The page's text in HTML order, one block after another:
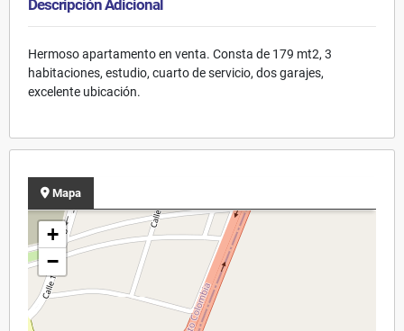
Descripción Adicional
Hermoso apartamento en venta. Consta de 179 mt2, 3
habitaciones, estudio, cuarto de servicio, dos garajes,
excelente ubicación.
Mapa
+
−